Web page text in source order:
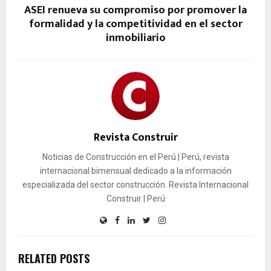
ASEI renueva su compromiso por promover la
formalidad y la competitividad en el sector
inmobiliario
Revista Construir
Noticias de Construcción en el Perú | Perú, revista
internacional bimensual dedicado a la información
especializada del sector construcción. Revista Internacional
Construir | Perú
RELATED POSTS